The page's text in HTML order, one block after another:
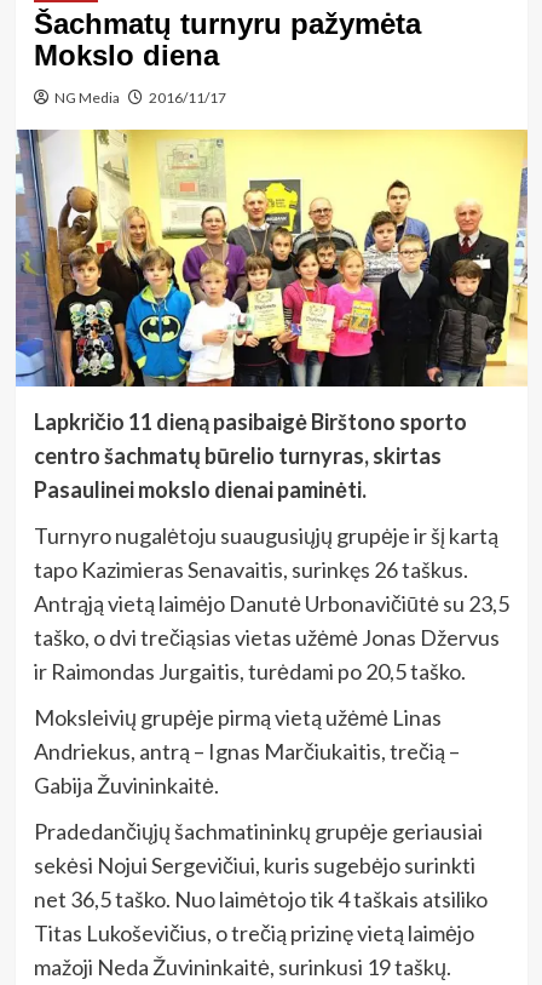
Šachmatų turnyru pažymėta
Mokslo diena
NG Media 2016/11/17
Lapkričio 11 dieną pasibaigė Birštono sporto
centro šachmatų būrelio turnyras, skirtas
Pasaulinei mokslo dienai paminėti.
Turnyro nugalėtoju suaugusiųjų grupėje ir šį kartą
tapo Kazimieras Senavaitis, surinkęs 26 taškus.
Antrąją vietą laimėjo Danutė Urbonavičiūtė su 23,5
taško, o dvi trečiąsias vietas užėmė Jonas Džervus
ir Raimondas Jurgaitis, turėdami po 20,5 taško.
Moksleivių grupėje pirmą vietą užėmė Linas
Andriekus, antrą – Ignas Marčiukaitis, trečią –
Gabija Žuvininkaitė.
Pradedančiųjų šachmatininkų grupėje geriausiai
sekėsi Nojui Sergevičiui, kuris sugebėjo surinkti
net 36,5 taško. Nuo laimėtojo tik 4 taškais atsiliko
Titas Lukoševičius, o trečią prizinę vietą laimėjo
mažoji Neda Žuvininkaitė, surinkusi 19 taškų.